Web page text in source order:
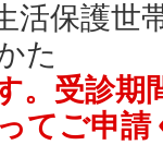
活保護世
た
。受診期
てご申請